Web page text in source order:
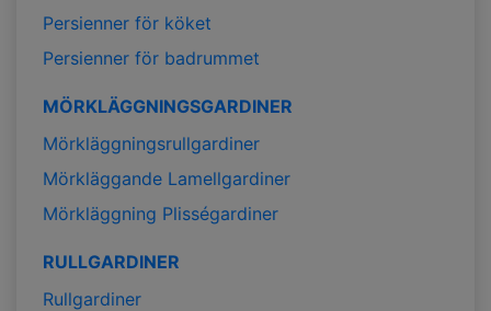
Persienner för köket
Persienner för badrummet
MÖRKLÄGGNINGSGARDINER
Mörkläggningsrullgardiner
Mörkläggande Lamellgardiner
Mörkläggning Plisségardiner
RULLGARDINER
Rullgardiner